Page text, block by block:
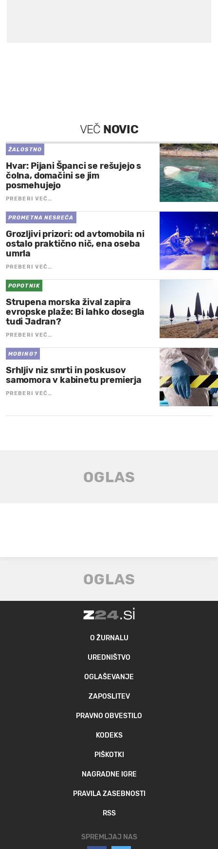
VEČ NOVIC
ŽALOSTNO
Hvar: Pijani Španci se rešujejo s
čolna, domačini se jim
posmehujejo
PREBERI VEČ…
PROMETNA NESREČA
Grozljivi prizori: od avtomobila ni
ostalo praktično nič, ena oseba
umrla
PREBERI VEČ…
POPOTNIK
Strupena morska žival zapira
evropske plaže: Bi lahko dosegla
tudi Jadran?
PREBERI VEČ…
MOBING?
Srhljiv niz smrti in poskusov
samomora v kabinetu premierja
PREBERI VEČ…
O ŽURNALU
UREDNIŠTVO
OGLAŠEVANJE
ZAPOSLITEV
PRAVNO OBVESTILO
KODEKS
PIŠKOTKI
NAGRADNE IGRE
PRAVILA ZASEBNOSTI
RSS
SPREMLJAJ NAS